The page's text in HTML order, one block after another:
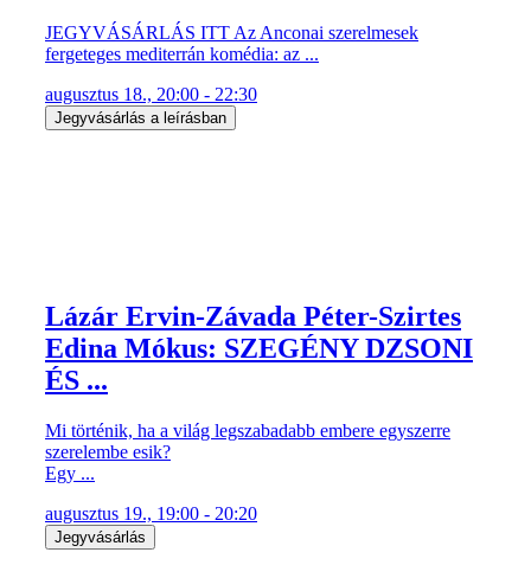
JEGYVÁSÁRLÁS ITT Az Anconai szerelmesek
fergeteges mediterrán komédia: az ...
augusztus 18., 20:00 - 22:30
Jegyvásárlás a leírásban
Lázár Ervin-Závada Péter-Szirtes
Edina Mókus: SZEGÉNY DZSONI
ÉS ...
Mi történik, ha a világ legszabadabb embere egyszerre
szerelembe esik?
Egy ...
augusztus 19., 19:00 - 20:20
Jegyvásárlás